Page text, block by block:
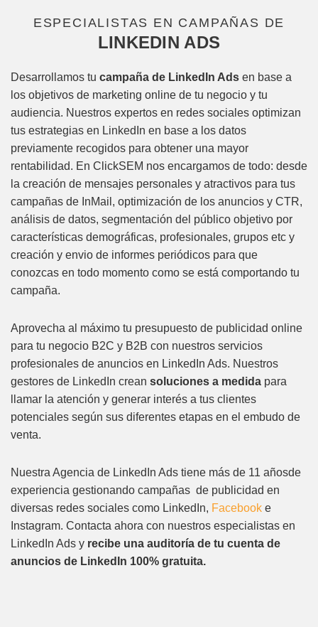
ESPECIALISTAS EN CAMPAÑAS DE
LINKEDIN ADS
Desarrollamos tu campaña de LinkedIn Ads en base a
los objetivos de marketing online de tu negocio y tu
audiencia. Nuestros expertos en redes sociales optimizan
tus estrategias en LinkedIn en base a los datos
previamente recogidos para obtener una mayor
rentabilidad. En ClickSEM nos encargamos de todo: desde
la creación de mensajes personales y atractivos para tus
campañas de InMail, optimización de los anuncios y CTR,
análisis de datos, segmentación del público objetivo por
características demográficas, profesionales, grupos etc y
creación y envio de informes periódicos para que
conozcas en todo momento como se está comportando tu
campaña.
Aprovecha al máximo tu presupuesto de publicidad online
para tu negocio B2C y B2B con nuestros servicios
profesionales de anuncios en LinkedIn Ads. Nuestros
gestores de LinkedIn crean soluciones a medida para
llamar la atención y generar interés a tus clientes
potenciales según sus diferentes etapas en el embudo de
venta.
Nuestra Agencia de LinkedIn Ads tiene más de 11 añosde
experiencia gestionando campañas de publicidad en
diversas redes sociales como LinkedIn, Facebook e
Instagram. Contacta ahora con nuestros especialistas en
LinkedIn Ads y recibe una auditoría de tu cuenta de
anuncios de LinkedIn 100% gratuita.